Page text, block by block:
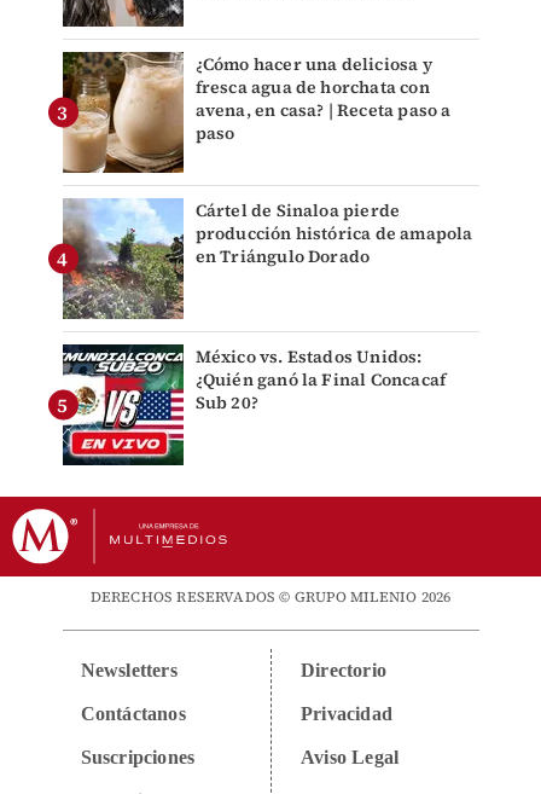
¿Cómo hacer una deliciosa y
fresca agua de horchata con
avena, en casa? | Receta paso a
paso
Cártel de Sinaloa pierde
producción histórica de amapola
en Triángulo Dorado
México vs. Estados Unidos:
¿Quién ganó la Final Concacaf
Sub 20?
DERECHOS RESERVADOS © GRUPO MILENIO 2026
Newsletters
Contáctanos
Suscripciones
Directorio
Privacidad
Aviso Legal